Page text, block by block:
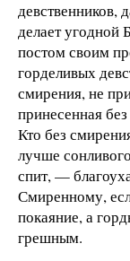
девственников,
делает угодной
постом своим
горделивых
смирения, не
принесенная
Кто без
лучше
спит, —
Смиренному,
покаяние, а
грешным.